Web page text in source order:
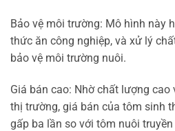
Bảo vệ môi trường: Mô hình này
thức ăn công nghiệp, và xử lý
bảo vệ môi trường nuôi.
Giá bán cao: Nhờ chất lượng
thị trường, giá bán của tôm sinh
gấp ba lần so với tôm nuôi